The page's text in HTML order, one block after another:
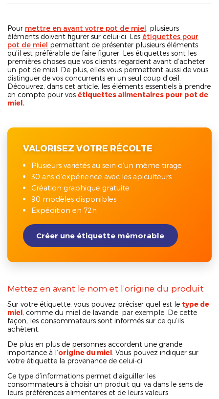
Pour mettre en avant votre pot de miel, plusieurs
éléments doivent figurer sur celui-ci. Les étiquettes pour
pot de miel permettent de présenter plusieurs éléments
qu’il est préférable de faire figurer. Les étiquettes sont les
premières choses que vos clients regardent avant d’acheter
un pot de miel. De plus, elles vous permettent aussi de vous
distinguer de vos concurrents en un seul coup d’œil.
Découvrez, dans cet article, les éléments essentiels à prendre
en compte pour vos étiquettes alimentaires pour pot de
miel.
VALORISEZ VOTRE RÉCOLTE
Plusieurs variétés au sein d’un même tirage
30 ans d’expérience avec les apiculteurs
Création graphique gratuite
90 modèles disponibles
Expédition en 72h
Créer une étiquette mémorable
Mettez en avant le nom et l’origine du produit
Sur votre étiquette, vous pouvez préciser quel est le type de
miel, comme du miel de lavande, par exemple. De cette
façon, les consommateurs sont informés sur ce qu’ils
achètent.
De plus en plus de personnes accordent une grande
importance à l’origine du miel . Vous pouvez indiquer sur
votre étiquette la provenance de celui-ci.
Ce type d’informations permet d’aiguiller les
consommateurs à choisir un produit qui va dans le sens de
leurs préférences alimentaires et de leurs valeurs.